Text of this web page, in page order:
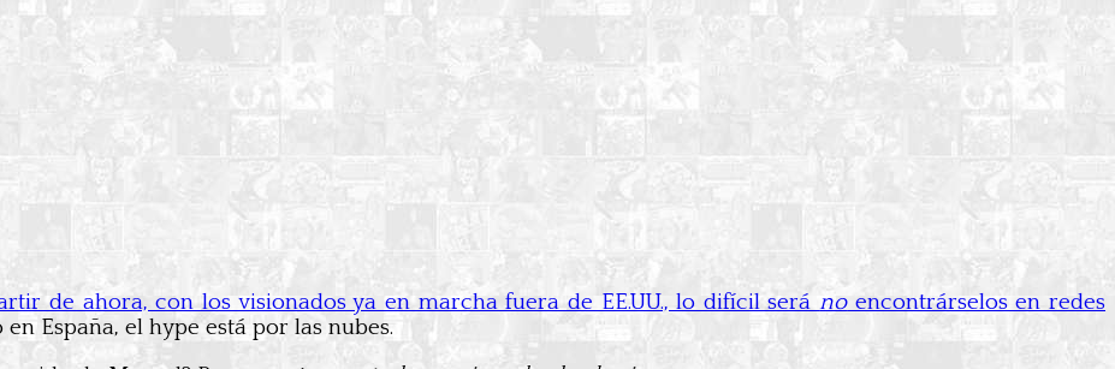
de ahora, con los visionados ya en marcha fuera de EE.UU., lo difícil seránoencontrárselos en redes
España, el hype está por las nubes.